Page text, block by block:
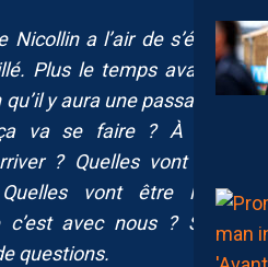
Nicollin a l’air de s’écrire
Plus le temps avance,
y aura une passation.
va se faire ? À quel
? Quelles vont être
vont être leurs
avec nous ? Sans
questions.